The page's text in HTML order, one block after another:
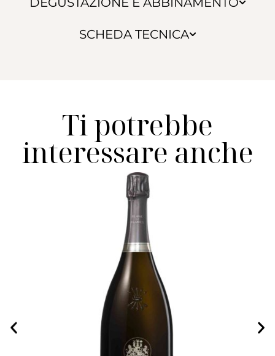
SCHEDA TECNICA
Ti potrebbe
interessare anche